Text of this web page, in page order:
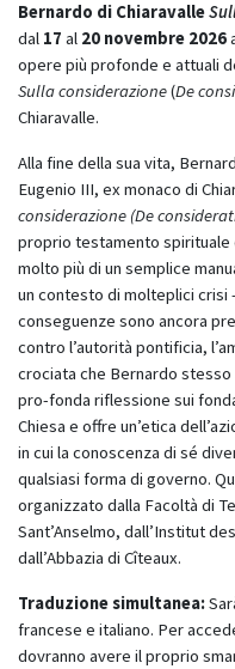
Bernardo di Chiaravalle
dal 17 al 20 novembre 2026
opere più profonde e attuali
Sulla considerazione(De
Chiaravalle.
Alla fine della sua vita,
Eugenio III, ex monaco di
considerazione (De
proprio testamento
molto più di un semplice
un contesto di molteplici crisi
conseguenze sono ancora
contro l’autorità pontificia,
crociata che Bernardo
pro-fonda riflessione sui
Chiesa e offre un’etica
in cui la conoscenza di sé
qualsiasi forma di governo.
organizzato dalla Facoltà di
Sant’Anselmo, dall’Institut
dall’Abbazia di Cîteaux.
Traduzione simultanea:
francese e italiano. Per
dovranno avere il proprio